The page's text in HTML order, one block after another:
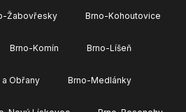
Žabovřesky Brno-Kohoutovice
Brno-Komín Brno-Líšeň
Obřany Brno-Medlánky